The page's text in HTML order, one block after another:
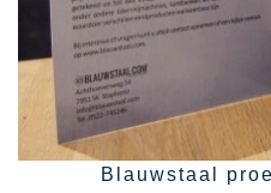
Blauwstaal